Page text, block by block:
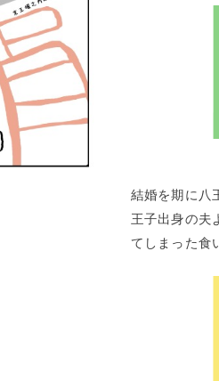
結婚を期に八
王子出身の夫
てしまった食